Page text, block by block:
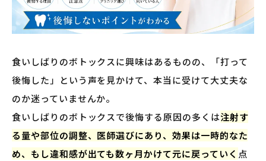
食いしばりのボトックスに興味はあるものの、「打って
後悔した」という声を見かけて、本当に受けて大丈夫な
のか迷っていませんか。
食いしばりのボトックスで後悔する原因の多くは注射す
る量や部位の調整、医師選びにあり、効果は一時的なた
め、もし違和感が出ても数ヶ月かけて元に戻っていく 点